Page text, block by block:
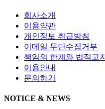
회사소개
이용약관
개인정보 취급방침
이메일 무단수집거부
책임의 한계와 법적고지
이용안내
문의하기
NOTICE & NEWS